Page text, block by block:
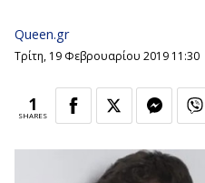
Queen.gr
Τρίτη, 19 Φεβρουαρίου 2019 11:30
1
SHARES